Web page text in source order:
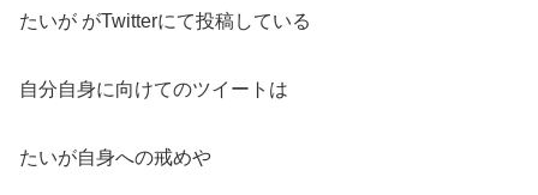
たいが がTwitterにて投稿している
自分自身に向けてのツイートは
たいが自身への戒めや